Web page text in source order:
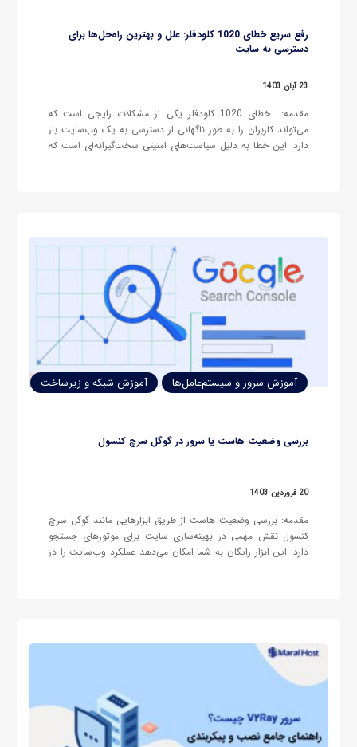
رفع سریع خطای 1020 کلودفلر: علل و بهترین راه‌حل‌ها برای
دسترسی به سایت‌
23 آبان 1403
مقدمه: خطای 1020 کلودفلر یکی از مشکلات رایجی است که
می‌تواند کاربران را به طور ناگهانی از دسترسی به یک وب‌سایت باز
دارد. این خطا به دلیل سیاست‌های امنیتی سخت‌گیرانه‌ای است که
آموزش سرور و سیستم‌عامل‌ها آموزش شبکه و زیرساخت
بررسی وضعیت هاست یا سرور در گوگل سرچ کنسول
20 فروردین 1403
مقدمه: بررسی وضعیت هاست از طریق ابزارهایی مانند گوگل سرچ
کنسول نقش مهمی در بهینه‌سازی سایت برای موتورهای جستجو
دارد. این ابزار رایگان به شما امکان می‌دهد عملکرد وب‌سایت را در